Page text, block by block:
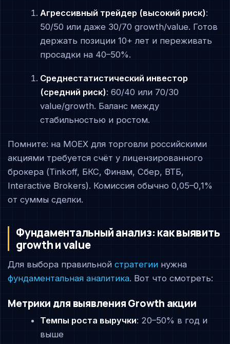
Агрессивный трейдер (высокий риск):
50/50 или даже 30/70 growth/value. Готов
держать позиции 10+ лет и переживать
просадки на 40–50%.
Среднестатистический инвестор
(средний риск): 60/40 или 70/30
value/growth. Баланс между
стабильностью и ростом.
Помните: на MOEX для торговли российскими
акциями требуется счёт у лицензированного
брокера (Tinkoff, БКС, Финам, Сбер, ВТБ,
Interactive Brokers). Комиссия обычно 0,05–0,1%
от суммы сделки.
Фундаментальный анализ: как выявить
growth и value
Для выбора правильнойстратегии нужна
фундаментальная аналитика. Вот что смотреть:
Метрики для выявления Growth акции
Темпы роста выручки: 20–50% в год и
выше